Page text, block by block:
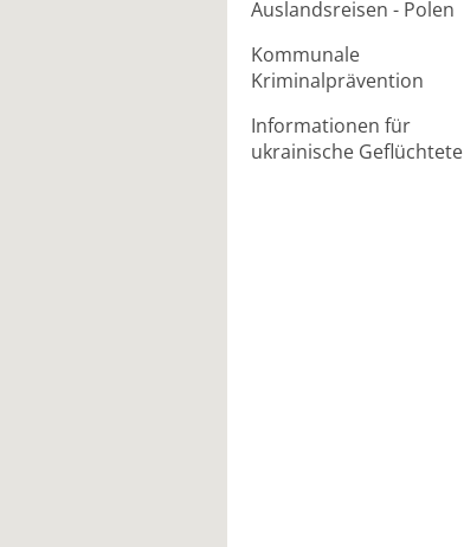
Auslandsreisen - Polen
Kommunale
Kriminalprävention
Informationen für
ukrainische Geflüchtete